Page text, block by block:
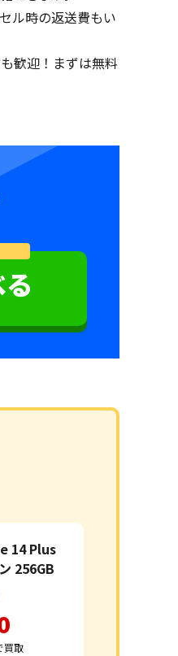
ル時の返送費もい
歓迎！まずは無料
14 Plus
256GB
買取